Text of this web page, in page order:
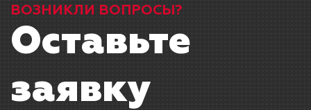
ВОЗНИКЛИ ВОПРОСЫ?
Оставьте
заявку